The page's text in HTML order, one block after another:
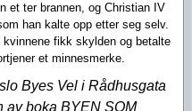
et ter brannen, og Christian IV
han kalte opp etter seg selv.
fikk skylden og betalte
et minnesmerke.
Byes Vel i Rådhusgata
av boka BYEN SOM